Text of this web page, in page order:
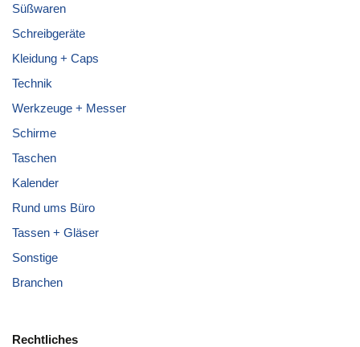
Süßwaren
Schreibgeräte
Kleidung + Caps
Technik
Werkzeuge + Messer
Schirme
Taschen
Kalender
Rund ums Büro
Tassen + Gläser
Sonstige
Branchen
Rechtliches